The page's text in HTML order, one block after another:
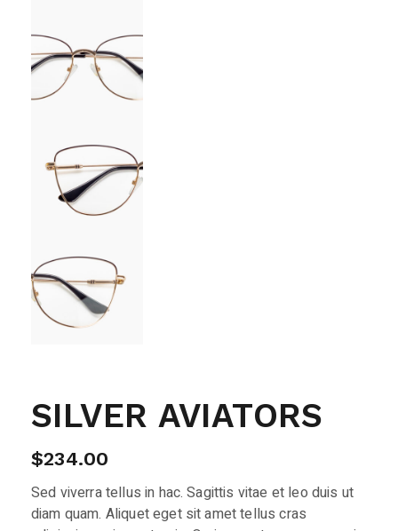
SILVER AVIATORS
$234.00
Sed viverra tellus in hac. Sagittis vitae et leo duis ut
diam quam. Aliquet eget sit amet tellus cras